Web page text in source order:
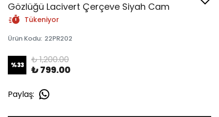
Gözlüğü Lacivert Çerçeve Siyah Cam
Tükeniyor
Ürün Kodu: 22PR202
%33 ₺ 1,200.00
₺ 799.00
Paylaş: